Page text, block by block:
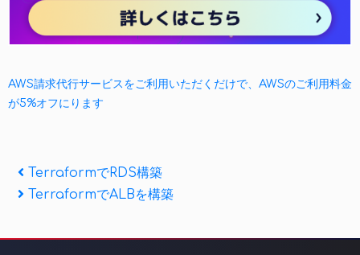
AWS請求代行サービスをご利用いただくだけで、AWSのご利用料金
が5%オフにります
投
稿
ナ
Previous
Post
TerraformでRDS構築
Next
TerraformでALBを構築